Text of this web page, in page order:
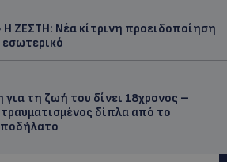
ΖΕΣΤΗ: Νέα κίτρινη προειδοποίηση
εσωτερικό
τη ζωή του δίνει 18χρονος –
δίπλα από το
ποδήλατο